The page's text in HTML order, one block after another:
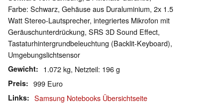
Farbe: Schwarz, Gehäuse aus Duraluminium, 2x 1.5
Watt Stereo-Lautsprecher, integriertes Mikrofon mit
Geräuschunterdrückung, SRS 3D Sound Effect,
Tastaturhintergrundbeleuchtung (Backlit-Keyboard),
Umgebungslichtsensor
Gewicht 1.072 kg, Netzteil: 196 g
Preis 999 Euro
Links Samsung Notebooks Übersichtseite